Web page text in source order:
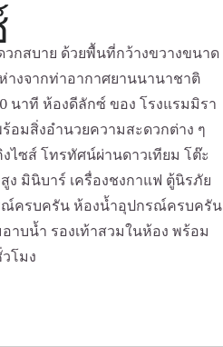
กสบาย ด้วยพื้นที่กว้างขวางขนาด
างจากท่าอากาศยานนานาชาติ
นาที ห้องดีลักซ์ ของ โรงแรมมิรา
อมสิ่งอำนวยความสะดวกต่าง ๆ
ไซส์ โทรทัศน์ผ่านดาวเทียม โต๊ะ
ง มินิบาร์ เครื่องชงกาแฟ ตู้นิรภัย
ณ์ครบครัน ห้องน้ำอุปกรณ์ครบครัน
าบน้ำ รองเท้าสวมในห้อง พร้อม
โมง